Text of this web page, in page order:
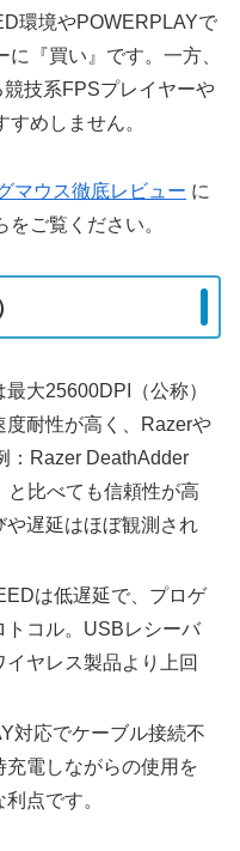
環境やPOWERPLAYで
『買い』です。一方、
技系FPSプレイヤーや
めしません。
マウス徹底レビュー に
ご覧ください。
大25600DPI（公称）
耐性が高く、Razerや
：Razer DeathAdder
と比べても信頼性が高
や遅延はほぼ観測され
は低遅延で、プロゲ
トコル。USBレシーバ
ヤレス製品より上回
対応でケーブル接続不
電しながらの使用を
点です。